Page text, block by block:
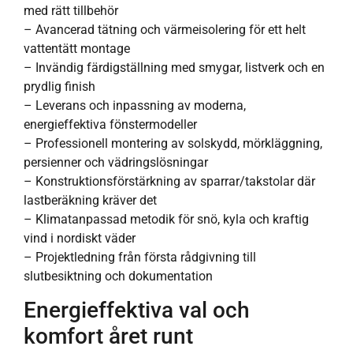
med rätt tillbehör
– Avancerad tätning och värmeisolering för ett helt
vattentätt montage
– Invändig färdigställning med smygar, listverk och en
prydlig finish
– Leverans och inpassning av moderna,
energieffektiva fönstermodeller
– Professionell montering av solskydd, mörkläggning,
persienner och vädringslösningar
– Konstruktionsförstärkning av sparrar/takstolar där
lastberäkning kräver det
– Klimatanpassad metodik för snö, kyla och kraftig
vind i nordiskt väder
– Projektledning från första rådgivning till
slutbesiktning och dokumentation
Energieffektiva val och
komfort året runt